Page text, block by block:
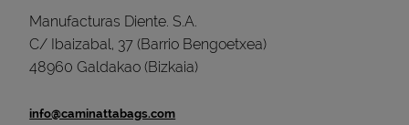
Manufacturas Diente. S.A.
C/ Ibaizabal, 37 (Barrio Bengoetxea)
48960 Galdakao (Bizkaia)
info@caminattabags.com